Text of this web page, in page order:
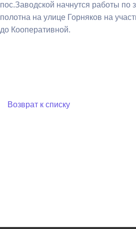
пос.Заводской начнутся работы по
полотна на улице Горняков на
до Кооперативной.
Возврат к списку